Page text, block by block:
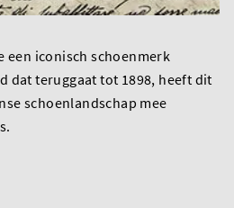
een iconisch schoenmerk
dat teruggaat tot 1898, heeft dit
schoenlandschap mee